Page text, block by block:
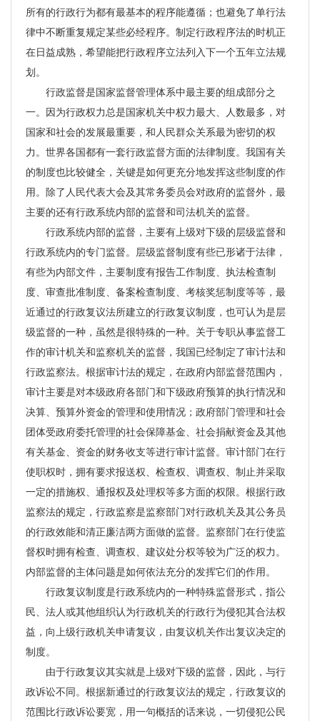
所有的行政行为都有最基本的程序能遵循；也避免了单行法
律中不断重复规定某些必经程序。制定行政程序法的时机正
在日益成熟，希望能把行政程序立法列入下一个五年立法规
划。
行政监督是国家监督管理体系中最主要的组成部分之
一。因为行政权力总是国家机关中权力最大、人数最多，对
国家和社会的发展最重要，和人民群众关系最为密切的权
力。世界各国都有一套行政监督方面的法律制度。我国有关
的制度也比较健全，关键是如何更充分地发挥这些制度的作
用。除了人民代表大会及其常务委员会对政府的监督外，最
主要的还有行政系统内部的监督和司法机关的监督。
行政系统内部的监督，主要有上级对下级的层级监督和
行政系统内的专门监督。层级监督制度有些已形诸于法律，
有些为内部文件，主要制度有报告工作制度、执法检查制
度、审查批准制度、备案检查制度、考核奖惩制度等等，最
近通过的行政复议法所建立的行政复议制度，也可认为是层
级监督的一种，虽然是很特殊的一种。关于专职从事监督工
作的审计机关和监察机关的监督，我国已经制定了审计法和
行政监察法。根据审计法的规定，在政府内部监督范围内，
审计主要是对本级政府各部门和下级政府预算的执行情况和
决算、预算外资金的管理和使用情况；政府部门管理和社会
团体受政府委托管理的社会保障基金、社会捐献资金及其他
有关基金、资金的财务收支等进行审计监督。审计部门在行
使职权时，拥有要求报送权、检查权、调查权、制止并采取
一定的措施权、通报权及处理权等多方面的权限。根据行政
监察法的规定，行政监察是监察部门对行政机关及其公务员
的行政效能和清正廉洁两方面做的监督。监察部门在行使监
督权时拥有检查、调查权、建议处分权等较为广泛的权力。
内部监督的主体问题是如何依法充分的发挥它们的作用。
行政复议制度是行政系统内的一种特殊监督形式，指公
民、法人或其他组织认为行政机关的行政行为侵犯其合法权
益，向上级行政机关申请复议，由复议机关作出复议决定的
制度。
由于行政复议其实就是上级对下级的监督，因此，与行
政诉讼不同。根据新通过的行政复议法的规定，行政复议的
范围比行政诉讼要宽，用一句概括的话来说，一切侵犯公民